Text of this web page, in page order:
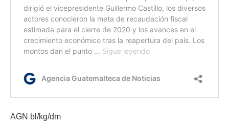
AGN bl/kg/dm